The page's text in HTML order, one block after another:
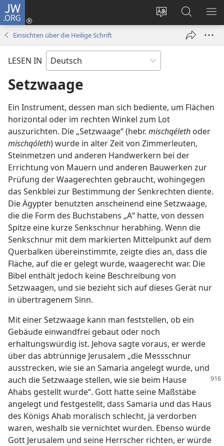
JW.ORG
Websitesprache
ändern
Anmelden
(öffnet
Suche
Einsichten über die Heilige Schrift
LESEN IN
Setzwaage
Ein Instrument, dessen man sich bediente, um Flächen
horizontal oder im rechten Winkel zum Lot
auszurichten. Die „Setzwaage“ (hebr. mischqéleth oder
mischqóleth) wurde in alter Zeit von Zimmerleuten,
Steinmetzen und anderen Handwerkern bei der
Errichtung von Mauern und anderen Bauwerken zur
Prüfung der Waagerechten gebraucht, wohingegen
das Senkblei zur Bestimmung der Senkrechten diente.
Die Ägypter benutzten anscheinend eine Setzwaage,
die die Form des Buchstabens „A“ hatte, von dessen
Spitze eine kurze Senkschnur herabhing. Wenn die
Senkschnur mit dem markierten Mittelpunkt auf dem
Querbalken übereinstimmte, zeigte dies an, dass die
Fläche, auf die er gelegt wurde, waagerecht war. Die
Bibel enthält jedoch keine Beschreibung von
Setzwaagen, und sie bezieht sich auf dieses Gerät nur
in übertragenem Sinn.
Mit einer Setzwaage kann man feststellen, ob ein
Gebäude einwandfrei gebaut oder noch
erhaltungswürdig ist. Jehova sagte voraus, er werde
über das abtrünnige Jerusalem „die Messschnur
ausstrecken, wie sie an Samaria angelegt wurde, und
auch die Setzwaage stellen, wie sie beim Hause
Ahabs gestellt wurde“. Gott hatte seine Maßstäbe
angelegt und festgestellt, dass Samaria und das Haus
des Königs Ahab moralisch schlecht, ja verdorben
waren, weshalb sie vernichtet wurden. Ebenso würde
Gott Jerusalem und seine Herrscher richten, er würde